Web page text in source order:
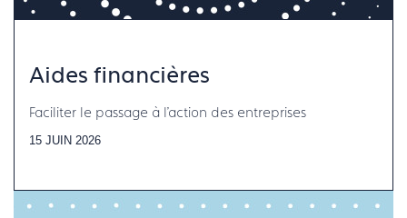
Aides financières
Faciliter le passage à l'action des entreprises
15 JUIN 2026